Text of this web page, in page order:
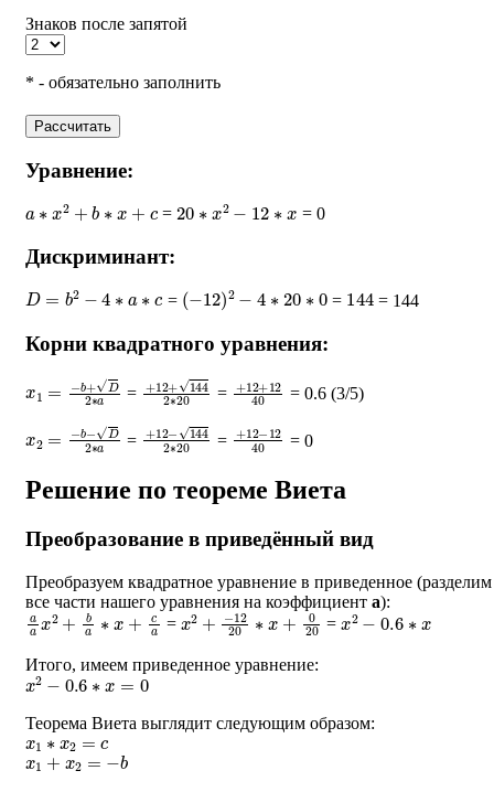
Знаков после запятой
* - обязательно заполнить
Рассчитать
Уравнение:
2 b ∗ = 20 2 12∗ = 0
Дискриминант:
D= 2− a = (− 12)2 ∗ 20∗ = 144 = 144
Корни квадратного уравнения:
+ D2∗ = + 12+144 20
= + 12+12 40
= 0.6 (3/5)
b−D2∗ = +12−144 ∗20
= +12−12 40
= 0
Решение по теореме Виета
Преобразование в приведённый вид
Преобразуем квадратное уравнение в приведенное (разделим
все части нашего уравнения на коэффициент a):
aax2+ba∗x+ca = x2+
−1220∗x+020 =x2−0.6 ∗
Итого, имеем приведенное уравнение:
x2−0.6 ∗x=0
Теорема Виета выглядит следующим образом:
x1∗x2= c
x1 + x2 =− b